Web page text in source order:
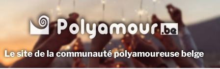
principal
Le site de la communauté polyamoureuse belge